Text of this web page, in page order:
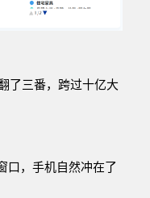
了三番，跨过十亿大
口，手机自然冲在了